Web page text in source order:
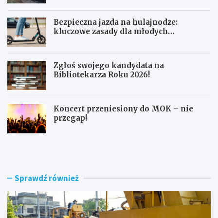
Bezpieczna jazda na hulajnodze:
kluczowe zasady dla młodych
Zgłoś swojego kandydata na
Bibliotekarza Roku 2026!
Koncert przeniesiony do MOK – nie
przegap!
N
o
d
o
i
B
e
z
n
a
Sprawdź również